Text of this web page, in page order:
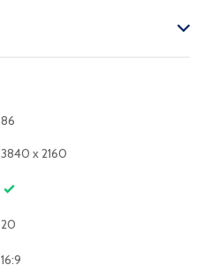
86
3840 x 2160
20
16:9